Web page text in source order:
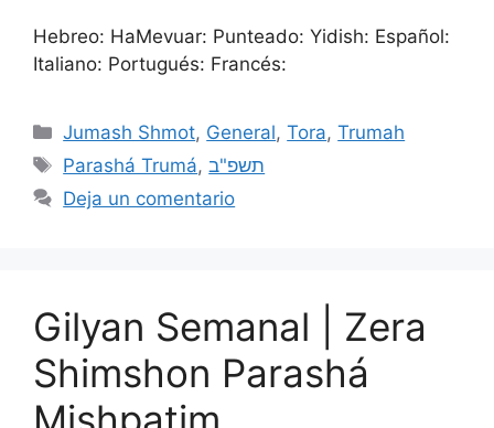
Hebreo: HaMevuar: Punteado: Yidish: Español:
Italiano: Portugués: Francés:
Jumash Shmot, General,Tora,Trumah
Parashá Trumá,תשפ"ב
Deja un comentario
Gilyan Semanal | Zera
Shimshon Parashá
Mishpatim